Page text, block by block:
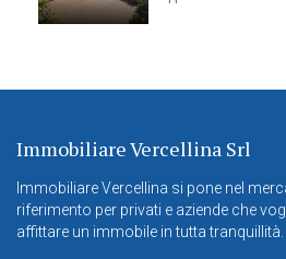
Immobiliare Vercellina Srl
Immobiliare Vercellina si pone nel
riferimento per privati e aziende che
affittare un immobile in tutta tranquillità.